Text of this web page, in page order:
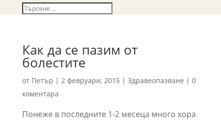
Как да се пазим от
болестите
от Петър | 2 февруари, 2015 | Здравеопазване | 0
коментара
Понеже в последните 1-2 месеца много хора